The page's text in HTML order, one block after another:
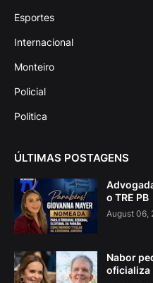
Esportes
Internacional
Monteiro
Policial
Politica
ÚLTIMAS POSTAGENS
o TRE PB
August 06,
Nabor
oficializa